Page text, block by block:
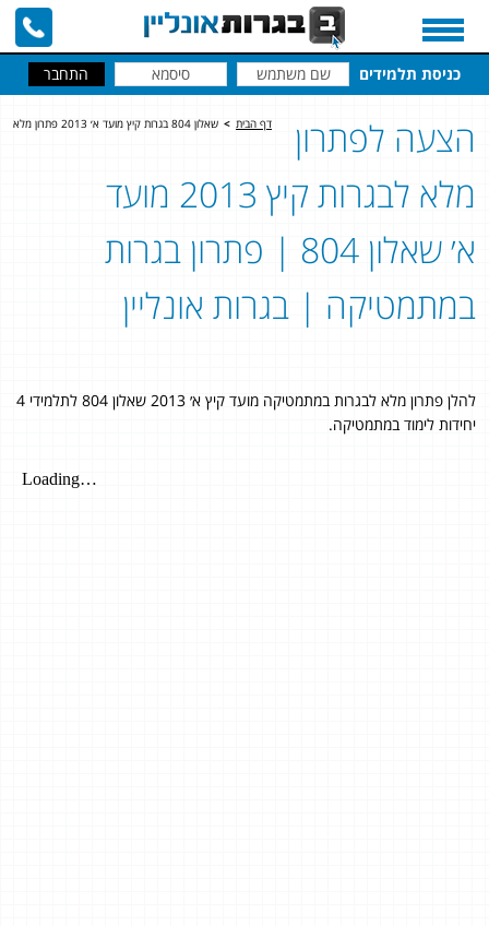
כניסת תלמידים
דף הבית > שאלון 804 בגרות קיץ מועד א׳ 2013 פתרון מלא
הצעה לפתרון
מלא לבגרות קיץ 2013 מועד
א׳ שאלון 804 | פתרון בגרות
במתמטיקה | בגרות אונליין
להלן פתרון מלא לבגרות במתמטיקה מועד קיץ א׳ 2013 שאלון 804 לתלמידי 4
יחידות לימוד במתמטיקה.